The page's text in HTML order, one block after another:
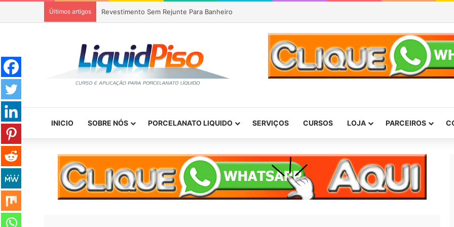
Últimos artigos Revestimento Sem Rejunte Para Banheiro
INICIO SOBRE NÓS PORCELANATO LIQUIDO SERVIÇOS CURSOS LOJA PARCEIROS